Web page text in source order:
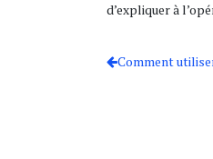
d’expliquer à
Comment